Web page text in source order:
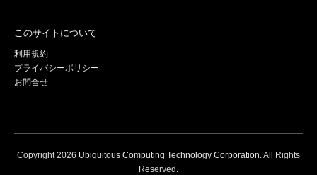
このサイトについて
利用規約
プライバシーポリシー
お問合せ
Copyright2026 Ubiquitous Computing Technology Corporation. All Rights
Reserved.